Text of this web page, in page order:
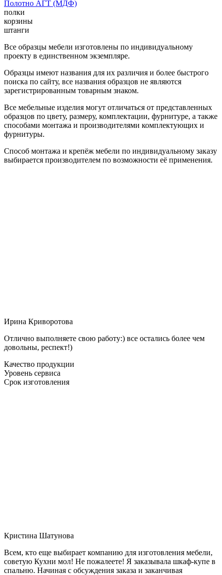
Полотно АГТ (МДФ)
полки
корзины
штанги
Все образцы мебели изготовлены по индивидуальному
проекту в единственном экземпляре.
Образцы имеют названия для их различия и более быстрого
поиска по сайту, все названия образцов не являются
зарегистрированным товарным знаком.
Все мебельные изделия могут отличаться от представленных
образцов по цвету, размеру, комплектации, фурнитуре, а также
способами монтажа и производителями комплектующих и
фурнитуры.
Способ монтажа и крепёж мебели по индивидуальному заказу
выбирается производителем по возможности её применения.
Ирина Криворотова
Отлично выполняете свою работу:) все остались более чем
довольны, респект!)
Качество продукции
Уровень сервиса
Срок изготовления
Кристина Шатунова
Всем, кто еще выбирает компанию для изготовления мебели,
советую Кухни мол! Не пожалеете! Я заказывала шкаф-купе в
спальню. Начиная с обсуждения заказа и заканчивая